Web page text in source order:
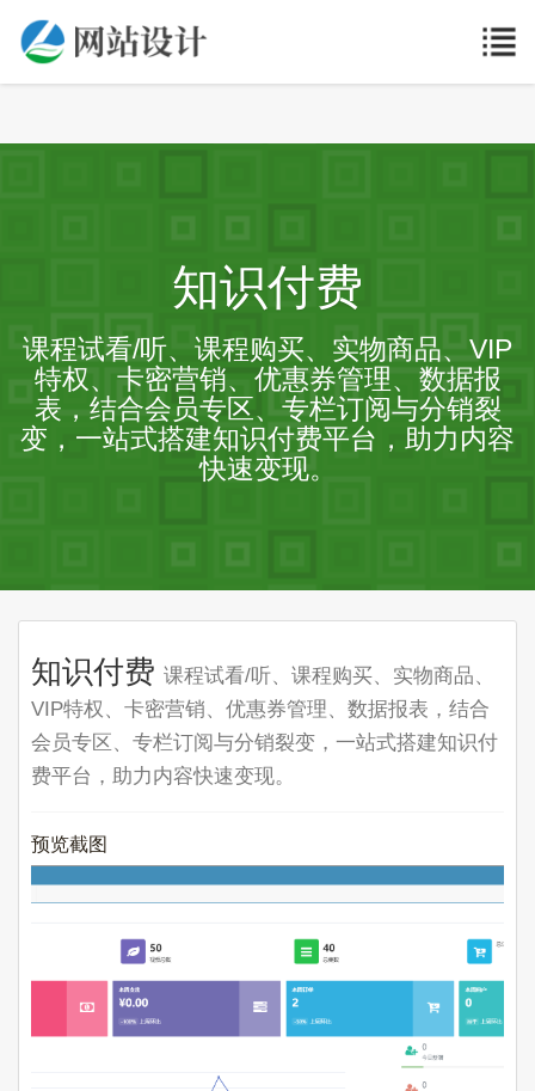
知识付费
课程试看/听、课程购买、实物商品、VIP
特权、卡密营销、优惠券管理、数据报
表，结合会员专区、专栏订阅与分销裂
变，一站式搭建知识付费平台，助力内容
快速变现。
知识付费 课程试看/听、课程购买、实物商品、
VIP特权、卡密营销、优惠券管理、数据报表，结合
会员专区、专栏订阅与分销裂变，一站式搭建知识付
费平台，助力内容快速变现。
预览截图